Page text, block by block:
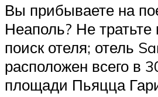
Вы прибываете на
Неаполь? Не
поиск отеля; отель
расположен всего в
площади Пьяцца